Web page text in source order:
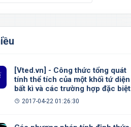
[Vted.vn] - Công thức tổng quát
tính thể tích của một khối tứ diện
bất kì và các trường hợp đặc biệt
2017-04-22 01:26:30